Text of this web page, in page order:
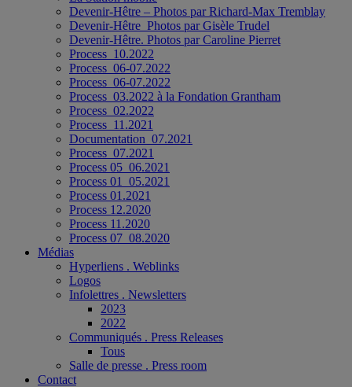
Devenir-Hêtre – Photos par Richard-Max Tremblay
Devenir-Hêtre_Photos par Gisèle Trudel
Devenir-Hêtre. Photos par Caroline Pierret
Process_10.2022
Process_06-07.2022
Process_06-07.2022
Process_03.2022 à la Fondation Grantham
Process_02.2022
Process_11.2021
Documentation_07.2021
Process_07.2021
Process 05_06.2021
Process 01_05.2021
Process 01.2021
Process 12.2020
Process 11.2020
Process 07_08.2020
Médias
Hyperliens . Weblinks
Logos
Infolettres . Newsletters
2023
2022
Communiqués . Press Releases
Tous
Salle de presse . Press room
Contact